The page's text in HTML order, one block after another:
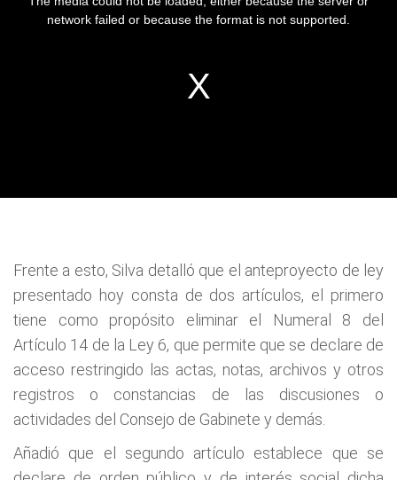
Frente a esto, Silva detalló que el anteproyecto de ley
presentado hoy consta de dos artículos, el primero
tiene como propósito eliminar el Numeral 8 del
Artículo 14 de la Ley 6, que permite que se declare de
acceso restringido las actas, notas, archivos y otros
registros o constancias de las discusiones o
actividades del Consejo de Gabinete y demás.
Añadió que el segundo artículo establece que se